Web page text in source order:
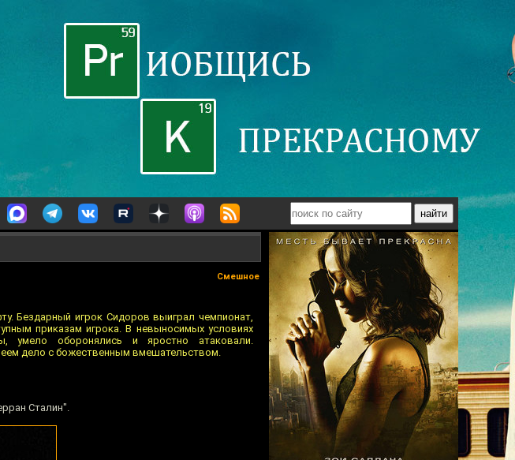
Смешное
Бездарный игрок Сидоров выиграл чемпионат,
приказам игрока. В невыносимых условиях
умело оборонялись и яростно атаковали.
дело с божественным вмешательством.
Сталин".